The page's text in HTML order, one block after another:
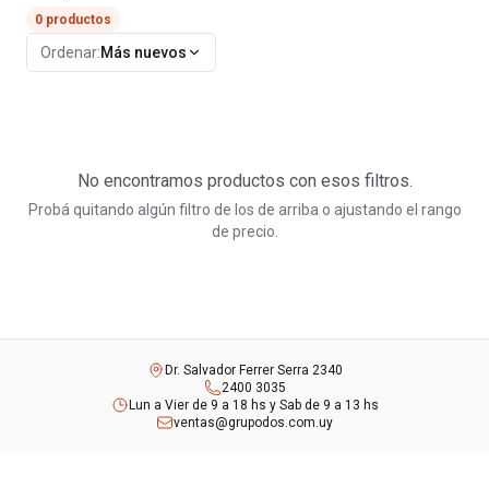
0 productos
Ordenar:Más nuevos
No encontramos productos con esos filtros.
Probá quitando algún filtro de los de arriba o ajustando el rango
de precio.
Dr. Salvador Ferrer Serra 2340
2400 3035
Lun a Vier de 9 a 18 hs y Sab de 9 a 13 hs
ventas@grupodos.com.uy